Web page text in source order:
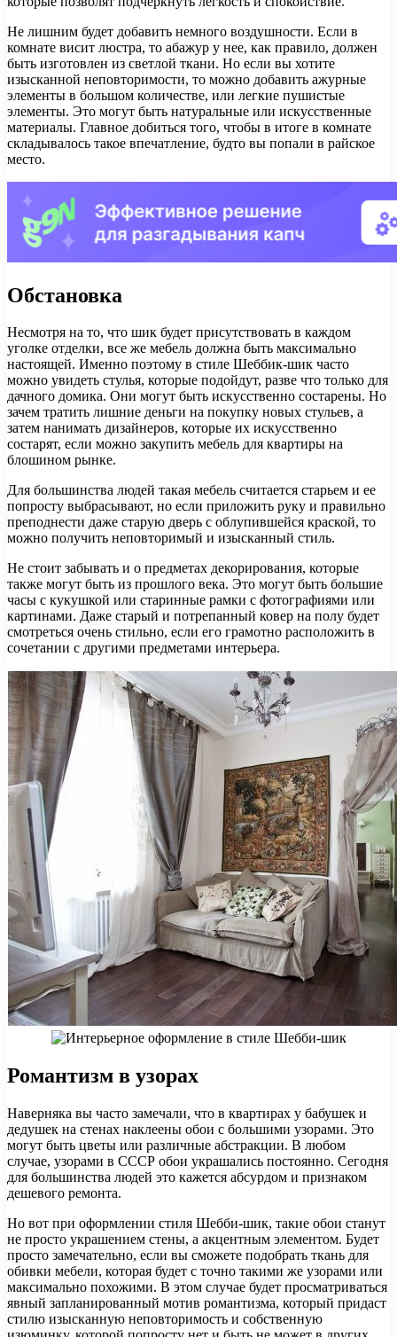
Не лишним будет добавить немного воздушности. Если в
комнате висит люстра, то абажур у нее, как правило, должен
быть изготовлен из светлой ткани. Но если вы хотите
изысканной неповторимости, то можно добавить ажурные
элементы в большом количестве, или легкие пушистые
элементы. Это могут быть натуральные или искусственные
материалы. Главное добиться того, чтобы в итоге в комнате
складывалось такое впечатление, будто вы попали в райское
место.
Обстановка
Несмотря на то, что шик будет присутствовать в каждом
уголке отделки, все же мебель должна быть максимально
настоящей. Именно поэтому в стиле Шеббик-шик часто
можно увидеть стулья, которые подойдут, разве что только для
дачного домика. Они могут быть искусственно состарены. Но
зачем тратить лишние деньги на покупку новых стульев, а
затем нанимать дизайнеров, которые их искусственно
состарят, если можно закупить мебель для квартиры на
блошином рынке.
Для большинства людей такая мебель считается старьем и ее
попросту выбрасывают, но если приложить руку и правильно
преподнести даже старую дверь с облупившейся краской, то
можно получить неповторимый и изысканный стиль.
Не стоит забывать и о предметах декорирования, которые
также могут быть из прошлого века. Это могут быть большие
часы с кукушкой или старинные рамки с фотографиями или
картинами. Даже старый и потрепанный ковер на полу будет
смотреться очень стильно, если его грамотно расположить в
сочетании с другими предметами интерьера.
Романтизм в узорах
Наверняка вы часто замечали, что в квартирах у бабушек и
дедушек на стенах наклеены обои с большими узорами. Это
могут быть цветы или различные абстракции. В любом
случае, узорами в СССР обои украшались постоянно. Сегодня
для большинства людей это кажется абсурдом и признаком
дешевого ремонта.
Но вот при оформлении стиля Шебби-шик, такие обои станут
не просто украшением стены, а акцентным элементом. Будет
просто замечательно, если вы сможете подобрать ткань для
обивки мебели, которая будет с точно такими же узорами или
максимально похожими. В этом случае будет просматриваться
явный запланированный мотив романтизма, который придаст
стилю изысканную неповторимость и собственную